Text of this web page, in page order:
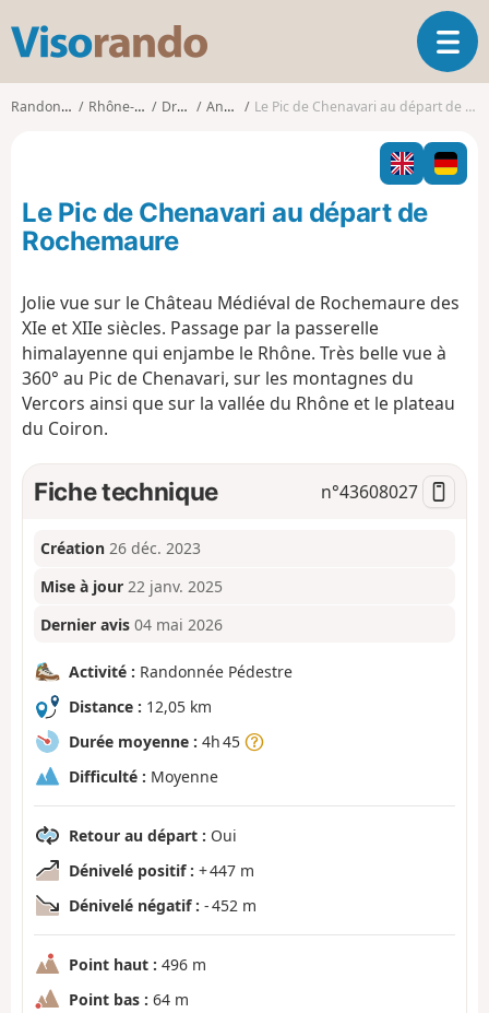
s
o
o
O
u
v
i
r
l
i
i
Randonnées Rhône-Alpes Drôme Ancône Le Pic de Chenavari au départ de Rochemaure
Le Pic de Chenavari au départ de
Rochemaure
Jolie vue sur le Château Médiéval de Rochemaure des
XIe et XIIe siècles. Passage par la passerelle
himalayenne qui enjambe le Rhône. Très belle vue à
360° au Pic de Chenavari, sur les montagnes du
Vercors ainsi que sur la vallée du Rhône et le plateau
du Coiron.
Fiche technique n°43608027
Création 26 déc. 2023
Mise à jour 22 janv. 2025
Dernier avis 04 mai 2026
Activité : Randonnée Pédestre
Distance : 12,05 km
Durée moyenne : 4h 45
Difficulté : Moyenne
Retour au départ : Oui
Dénivelé positif : + 447 m
Dénivelé négatif : - 452 m
Point haut : 496 m
Point bas : 64 m